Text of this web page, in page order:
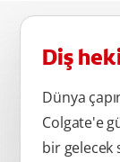
Diş
Dünya
Colgate'e
bir gelecek